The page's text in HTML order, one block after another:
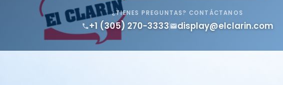
¿TIENES PREGUNTAS? CONTÁCTANOS
+1 (305) 270-3333 display@elclarin.com